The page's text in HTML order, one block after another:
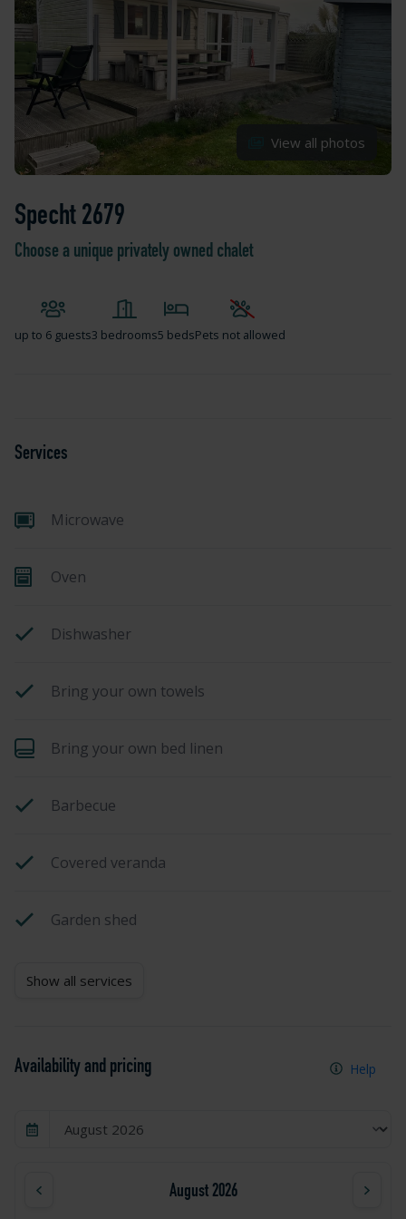
View all photos
Specht 2679
Choose a unique privately owned chalet
up to 6 guests3 bedrooms5 bedsPets not allowed
Services
Microwave
Oven
Dishwasher
Bring your own towels
Bring your own bed linen
Barbecue
Covered veranda
Garden shed
Show all services
Availability and pricing Help
August 2026